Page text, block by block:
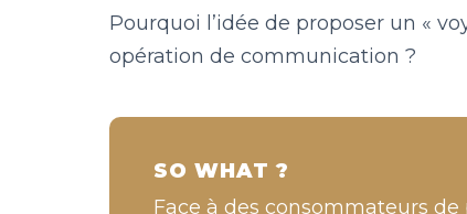
Pourquoi l’idée de proposer un «
opération de communication ?
SO WHAT ?
Face à des consommateurs